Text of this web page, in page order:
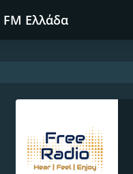
Ελλάδα